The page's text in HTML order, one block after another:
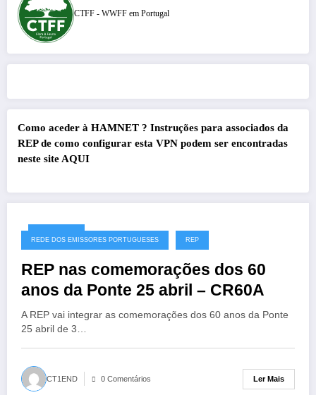
CTFF - WWFF em Portugal
Como aceder à HAMNET ? Instruções para associados da
REP de como configurar esta VPN podem ser encontradas
neste site AQUI
27/07/2026
REDE DOS EMISSORES PORTUGUESES REP
REP nas comemorações dos 60
anos da Ponte 25 abril – CR60A
A REP vai integrar as comemorações dos 60 anos da Ponte
25 abril de 3…
CT1END 0 Comentários Ler Mais